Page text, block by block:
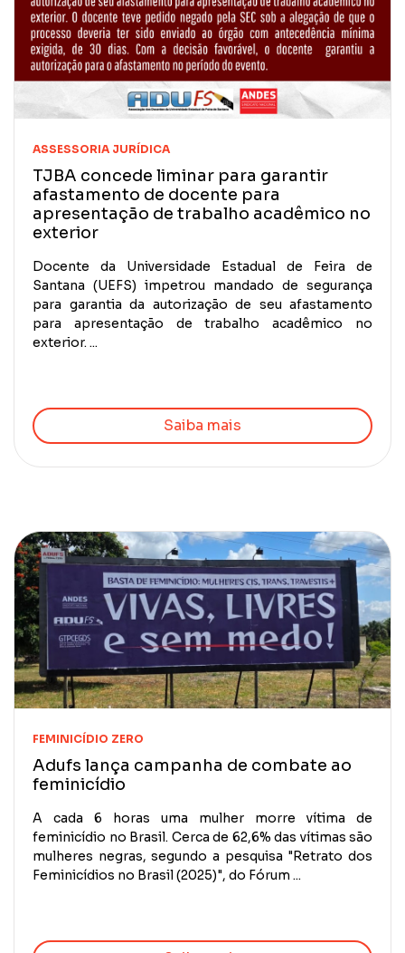
ASSESSORIA JURÍDICA
TJBA concede liminar para garantir
afastamento de docente para
apresentação de trabalho acadêmico no
exterior
Docente da Universidade Estadual de Feira de
Santana (UEFS) impetrou mandado de segurança
para garantia da autorização de seu afastamento
para apresentação de trabalho acadêmico no
exterior. ...
Saiba mais
FEMINICÍDIO ZERO
Adufs lança campanha de combate ao
feminicídio
A cada 6 horas uma mulher morre vítima de
feminicídio no Brasil. Cerca de 62,6% das vítimas são
mulheres negras, segundo a pesquisa "Retrato dos
Feminicídios no Brasil (2025)", do Fórum ...